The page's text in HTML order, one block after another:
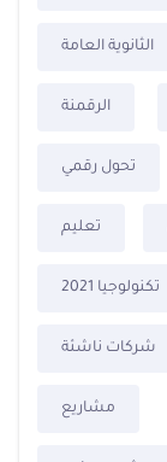
الثانوية العامة
الرقمنة
تحول رقمي
تعليم
تكنولوجيا 2021
شركات ناشئة
مشاريع